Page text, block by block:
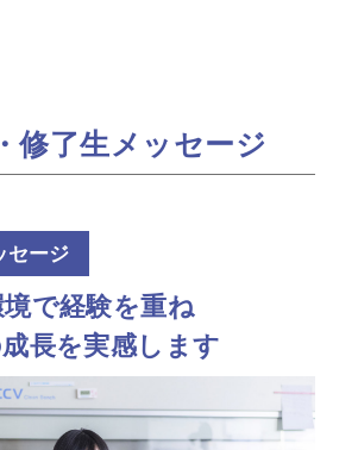
修了生メッセージ
セージ
で経験を重ね
長を実感します